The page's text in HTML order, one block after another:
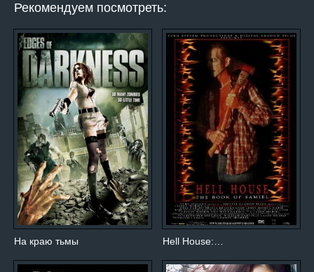
Рекомендуем посмотреть:
На краю тьмы Hell House:…